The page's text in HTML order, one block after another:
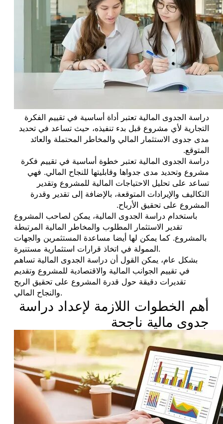
دراسة الجدوى المالية تعتبر أداة أساسية في تقييم الفكرة
التجارية لأي مشروع قبل بدء تنفيذه، حيث تساعد في تحديد
مدى جدوى الاستثمار المالي والمخاطر المحتملة والعائد
المتوقع.
دراسة الجدوى المالية تعتبر خطوة أساسية في تقييم فكرة
مشروع وتحديد مدى جدواها وقابليتها للنجاح المالي. فهي
تساعد على تحليل الاحتياجات المالية للمشروع وتقدير
التكاليف والإيرادات المتوقعة، بالإضافة إلى تقدير وقدرة
المشروع على تحقيق الأرباح.
باستخدام دراسة الجدوى المالية، يمكن لصاحب المشروع
تقدير الاستثمار المطلوب والمخاطر المالية المرتبطة
بالمشروع. كما يمكن لها أيضا مساعدة المستثمرين والجهات
الممولة في اتخاذ قرارات استثمارية مستنيرة.
بشكل عام، يمكن القول أن دراسة الجدوى المالية تساهم
في تقييم الجوانب المالية والاقتصادية للمشروع وتقديم
تقديرات دقيقة حول قدرة المشروع على تحقيق الربح
والنجاح المالي.
أهم الخطوات اللازمة لإعداد دراسة
جدوى مالية ناجحة